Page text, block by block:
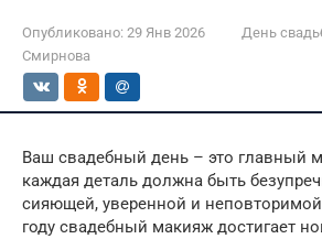
Опубликовано: 29 Янв 2026 День
Смирнова
Ваш свадебный день – это главный
каждая деталь должна быть
сияющей, уверенной и
году свадебный макияж достигает